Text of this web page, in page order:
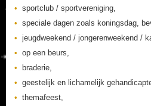
sportclub / sportvereniging,
speciale dagen zoals koningsdag,
jeugdweekend / jongerenweekend /
op een beurs,
braderie,
geestelijk en lichamelijk
themafeest,